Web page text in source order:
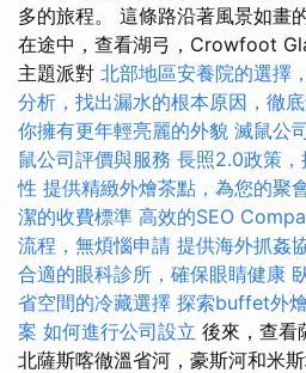
多的旅程。 這條路沿著風景如畫
在途中，查看湖弓，Crowfoot
主題派對 北部地區安養院的選擇
分析，找出漏水的根本原因，徹
你擁有更年輕亮麗的外貌 滅鼠公
鼠公司評價與服務 長照2.0政策，
性 提供精緻外燴茶點，為您的聚
潔的收費標準 高效的SEO
流程，無煩惱申請 提供海外抓姦
合適的眼科診所，確保眼睛健康
省空間的冷藏選擇 探索buffet外
案 如何進行公司設立 後來，查看
北薩斯喀徹溫省河，豪斯河和米